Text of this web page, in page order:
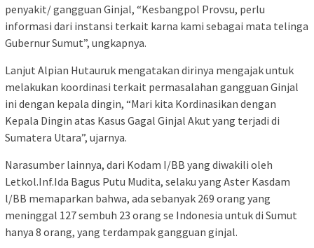
penyakit/ gangguan Ginjal, “Kesbangpol Provsu, perlu
informasi dari instansi terkait karna kami sebagai mata telinga
Gubernur Sumut”, ungkapnya.
Lanjut Alpian Hutauruk mengatakan dirinya mengajak untuk
melakukan koordinasi terkait permasalahan gangguan Ginjal
ini dengan kepala dingin, “Mari kita Kordinasikan dengan
Kepala Dingin atas Kasus Gagal Ginjal Akut yang terjadi di
Sumatera Utara”, ujarnya.
Narasumber lainnya, dari Kodam I/BB yang diwakili oleh
Letkol.Inf.Ida Bagus Putu Mudita, selaku yang Aster Kasdam
l/BB memaparkan bahwa, ada sebanyak 269 orang yang
meninggal 127 sembuh 23 orang se Indonesia untuk di Sumut
hanya 8 orang, yang terdampak gangguan ginjal.